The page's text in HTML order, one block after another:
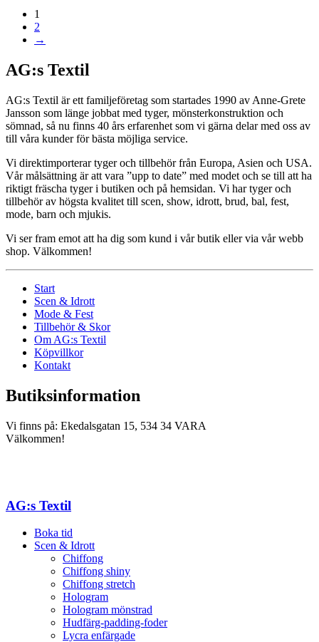
1
2
→
AG:s Textil
AG:s Textil är ett familjeföretag som startades 1990 av Anne-Grete
Jansson som länge jobbat med tyger, mönsterkonstruktion och
sömnad, så nu finns 40 års erfarenhet som vi gärna delar med oss av
till våra kunder för bästa möjliga service.
Vi direktimporterar tyger och tillbehör från Europa, Asien och USA.
Vår målsättning är att vara ”upp to date” med modet och se till att ha
riktigt fräscha tyger i butiken och på hemsidan. Vi har tyger och
tillbehör av högsta kvalitet till scen, show, idrott, brud, bal, fest,
mode, barn och mjukis.
Vi ser fram emot att ha dig som kund i vår butik eller via vår webb
shop. Välkommen!
Start
Scen & Idrott
Mode & Fest
Tillbehör & Skor
Om AG:s Textil
Köpvillkor
Kontakt
Butiksinformation
Vi finns på: Ekedalsgatan 15, 534 34 VARA
Välkommen!
AG:s Textil
Boka tid
Scen & Idrott
Chiffong
Chiffong shiny
Chiffong stretch
Hologram
Hologram mönstrad
Hudfärg-padding-foder
Lycra enfärgade